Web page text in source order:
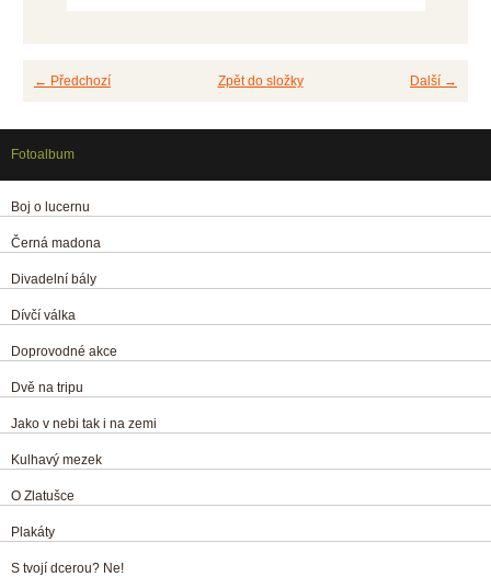
← Předchozí Další →
Zpět do složky
Fotoalbum
Boj o lucernu
Černá madona
Divadelní bály
Dívčí válka
Doprovodné akce
Dvě na tripu
Jako v nebi tak i na zemi
Kulhavý mezek
O Zlatušce
Plakáty
S tvojí dcerou? Ne!